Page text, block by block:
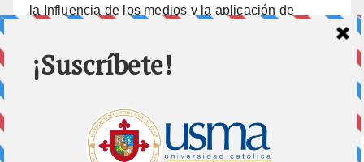
la Influencia de los medios y la aplicación de